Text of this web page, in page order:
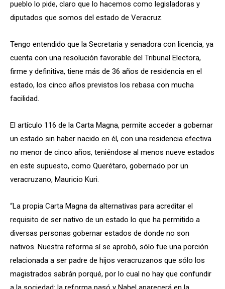
pueblo lo pide, claro que lo hacemos como legisladoras y
diputados que somos del estado de Veracruz.
Tengo entendido que la Secretaria y senadora con licencia, ya
cuenta con una resolución favorable del Tribunal Electora,
firme y definitiva, tiene más de 36 años de residencia en el
estado, los cinco años previstos los rebasa con mucha
facilidad.
El artículo 116 de la Carta Magna, permite acceder a gobernar
un estado sin haber nacido en él, con una residencia efectiva
no menor de cinco años, teniéndose al menos nueve estados
en este supuesto, como Querétaro, gobernado por un
veracruzano, Mauricio Kuri.
“La propia Carta Magna da alternativas para acreditar el
requisito de ser nativo de un estado lo que ha permitido a
diversas personas gobernar estados de donde no son
nativos. Nuestra reforma sí se aprobó, sólo fue una porción
relacionada a ser padre de hijos veracruzanos que sólo los
magistrados sabrán porqué, por lo cual no hay que confundir